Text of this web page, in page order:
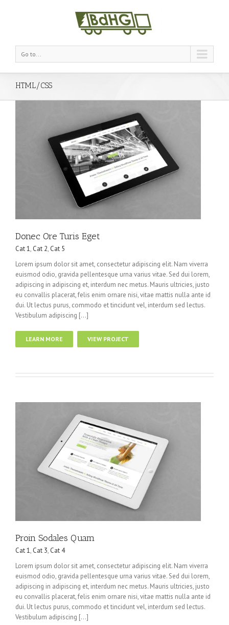
Go to...
HTML/CSS
Donec Ore Turis Eget
Cat 1, Cat 2, Cat 5
Lorem ipsum dolor sit amet, consectetur adipiscing elit. Nam viverra
euismod odio, gravida pellentesque urna varius vitae. Sed dui lorem,
adipiscing in adipiscing et, interdum nec metus. Mauris ultricies, justo
eu convallis placerat, felis enim ornare nisi, vitae mattis nulla ante id
dui. Ut lectus purus, commodo et tincidunt vel, interdum sed lectus.
Vestibulum adipiscing […]
LEARN MORE VIEW PROJECT
Proin Sodales Quam
Cat 1, Cat 3, Cat 4
Lorem ipsum dolor sit amet, consectetur adipiscing elit. Nam viverra
euismod odio, gravida pellentesque urna varius vitae. Sed dui lorem,
adipiscing in adipiscing et, interdum nec metus. Mauris ultricies, justo
eu convallis placerat, felis enim ornare nisi, vitae mattis nulla ante id
dui. Ut lectus purus, commodo et tincidunt vel, interdum sed lectus.
Vestibulum adipiscing […]